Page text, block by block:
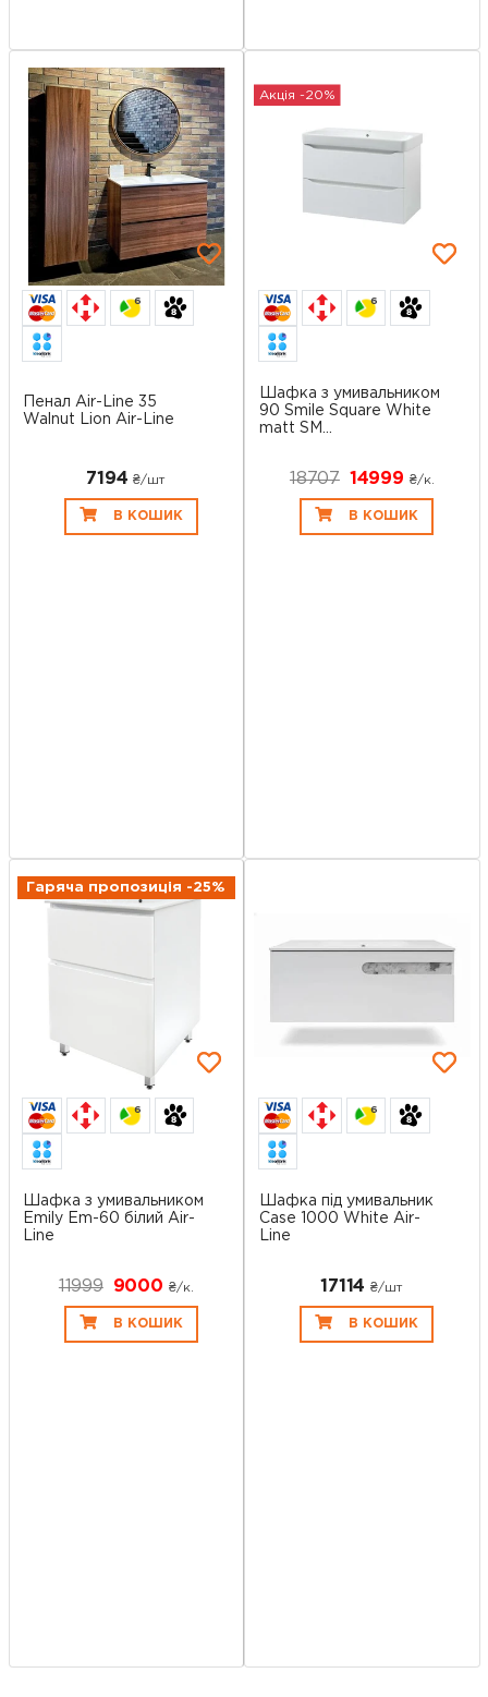
6
Пенал Air-Line 35
Walnut Lion Air-Line
7194 ₴/шт
В КОШИК
Акція -20%
6
Шафка з умивальником
90 Smile Square White
matt SM...
18707 14999 ₴/к.
В КОШИК
Гаряча пропозиція -25%
6
Шафка з умивальником
Emily Em-60 білий Air-
Line
11999 9000 ₴/к.
В КОШИК
6
Шафка під умивальник
Case 1000 White Air-
Line
17114 ₴/шт
В КОШИК